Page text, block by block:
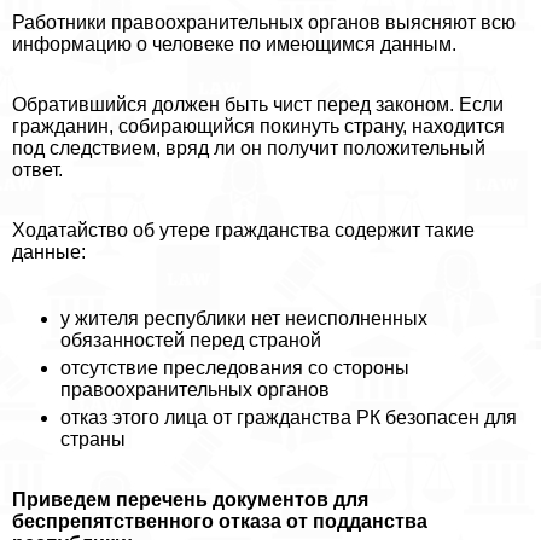
Работники правоохранительных органов выясняют всю
информацию о человеке по имеющимся данным.
Обратившийся должен быть чист перед законом. Если
гражданин, собирающийся покинуть страну, находится
под следствием, вряд ли он получит положительный
ответ.
Ходатайство об утере гражданства содержит такие
данные:
у жителя республики нет неисполненных
обязанностей перед страной
отсутствие преследования со стороны
правоохранительных органов
отказ этого лица от гражданства РК безопасен для
страны
Приведем перечень документов для
беспрепятственного отказа от подданства